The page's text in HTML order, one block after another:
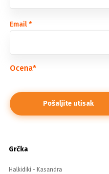
Email *
Ocena*
Grčka
Halkidiki - Kasandra